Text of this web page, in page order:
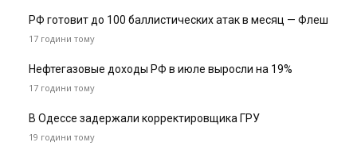
РФ готовит до 100 баллистических атак в месяц — Флеш
17 години тому
Нефтегазовые доходы РФ в июле выросли на 19%
17 години тому
В Одессе задержали корректировщика ГРУ
19 години тому